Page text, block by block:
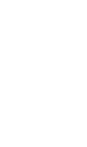
LOISON
Free2Move
LOISON-